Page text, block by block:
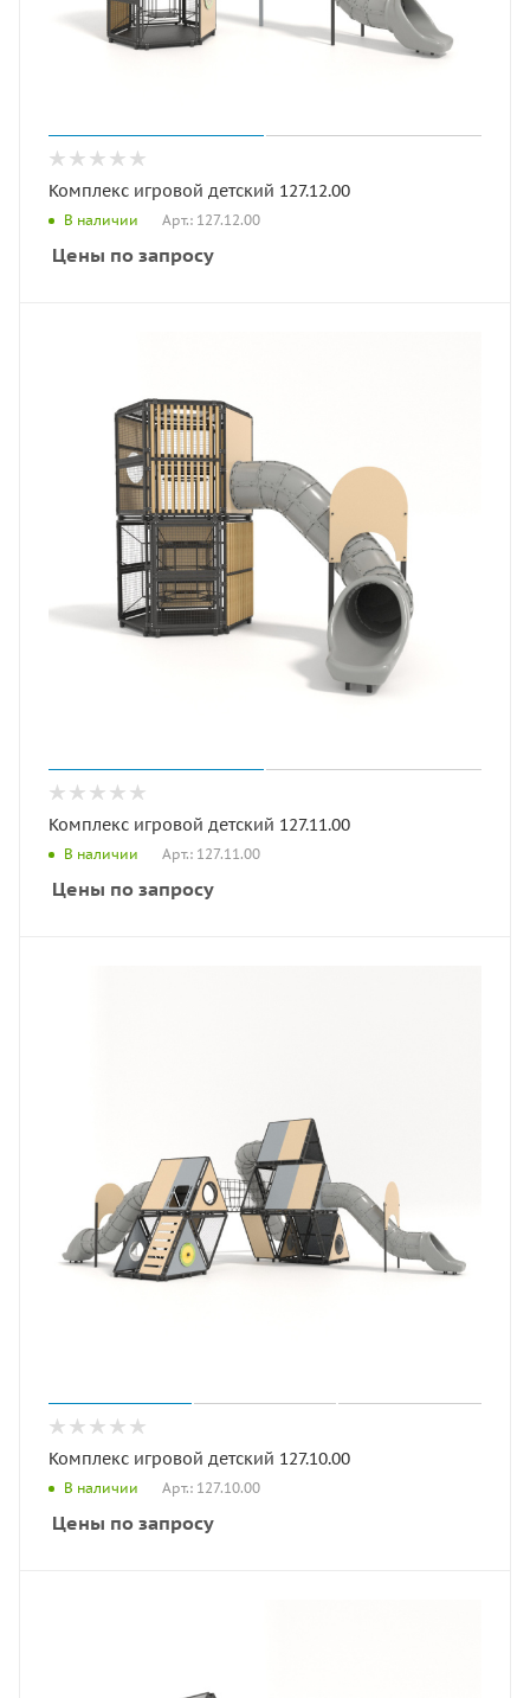
Комплекс игровой детский 127.12.00
В наличии Арт.: 127.12.00
Цены по запросу
Комплекс игровой детский 127.11.00
В наличии Арт.: 127.11.00
Цены по запросу
Комплекс игровой детский 127.10.00
В наличии Арт.: 127.10.00
Цены по запросу